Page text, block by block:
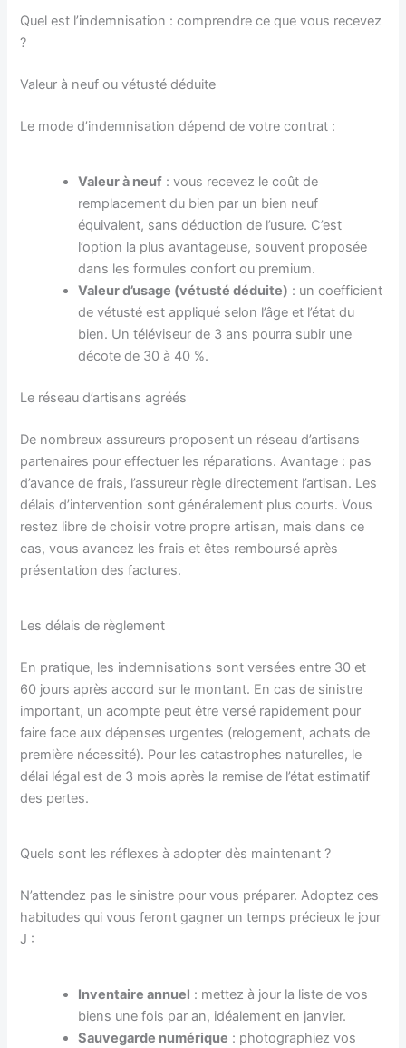
Quel est l’indemnisation : comprendre ce que vous recevez
?
Valeur à neuf ou vétusté déduite
Le mode d’indemnisation dépend de votre contrat :
Valeur à neuf : vous recevez le coût de
remplacement du bien par un bien neuf
équivalent, sans déduction de l’usure. C’est
l’option la plus avantageuse, souvent proposée
dans les formules confort ou premium.
Valeur d’usage (vétusté déduite) : un coefficient
de vétusté est appliqué selon l’âge et l’état du
bien. Un téléviseur de 3 ans pourra subir une
décote de 30 à 40 %.
Le réseau d’artisans agréés
De nombreux assureurs proposent un réseau d’artisans
partenaires pour effectuer les réparations. Avantage : pas
d’avance de frais, l’assureur règle directement l’artisan. Les
délais d’intervention sont généralement plus courts. Vous
restez libre de choisir votre propre artisan, mais dans ce
cas, vous avancez les frais et êtes remboursé après
présentation des factures.
Les délais de règlement
En pratique, les indemnisations sont versées entre 30 et
60 jours après accord sur le montant. En cas de sinistre
important, un acompte peut être versé rapidement pour
faire face aux dépenses urgentes (relogement, achats de
première nécessité). Pour les catastrophes naturelles, le
délai légal est de 3 mois après la remise de l’état estimatif
des pertes.
Quels sont les réflexes à adopter dès maintenant ?
N’attendez pas le sinistre pour vous préparer. Adoptez ces
habitudes qui vous feront gagner un temps précieux le jour
J :
Inventaire annuel : mettez à jour la liste de vos
biens une fois par an, idéalement en janvier.
Sauvegarde numérique : photographiez vos